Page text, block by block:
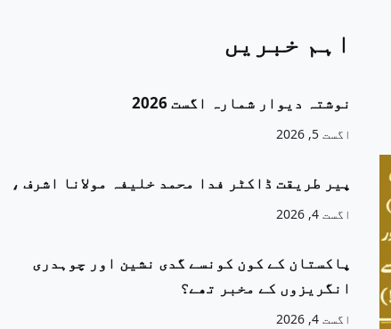
اہم خبریں
نوشتہ دیوار شمارہ اگست 2026
اگست 5, 2026
پیر طریقت ڈاکٹر فدا محمد خلیفہ مولانا اشرف ،
اگست 4, 2026
پاکستان کے کون کونسے گدی نشین اور چوہدری
انگریزوں کے مخبر تھے؟
اگست 4, 2026